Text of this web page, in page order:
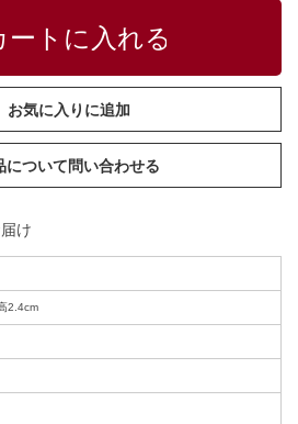
お気に入りに追加
について問い合わせる
け
2.4cm